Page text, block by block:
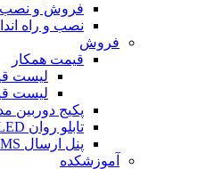
فروش و نصب
نصب و راه
فروش
قیمت همکار
لیست
لیست
پکیج دوربین
تابلو روان LED
پنل ارسال SMS انبوه تبلیغاتی
آموزشکده